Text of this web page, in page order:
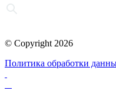
© Copyright 2026
Политика обработки